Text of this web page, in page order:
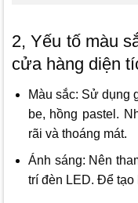
2, Yếu tố màu
cửa hàng diện
Màu sắc: Sử dụng
be, hồng pastel.
rãi và thoáng mát.
Ánh sáng: Nên
trí đèn LED. Để